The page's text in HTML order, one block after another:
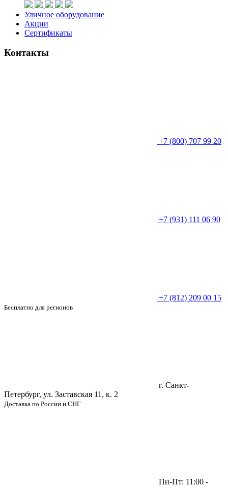
Уличное оборудование
Акции
Сертификаты
Контакты
+7 (800) 707 99 20
+7 (931) 111 06 90
+7 (812) 209 00 15
Бесплатно для регионов
г. Санкт-
Петербург, ул. Заставская 11, к. 2
Доставка по России и СНГ
Пн-Пт: 11:00 -